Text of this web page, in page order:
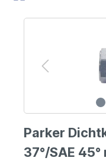
Parker
37°/SAE